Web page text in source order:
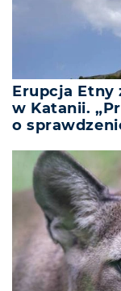
Erupcja Etny
w Katanii.
o